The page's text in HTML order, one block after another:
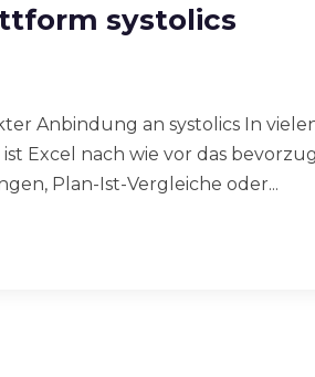
systolics
Anbindung an systolics In
Excel nach wie vor das
Plan-Ist-Vergleiche oder...